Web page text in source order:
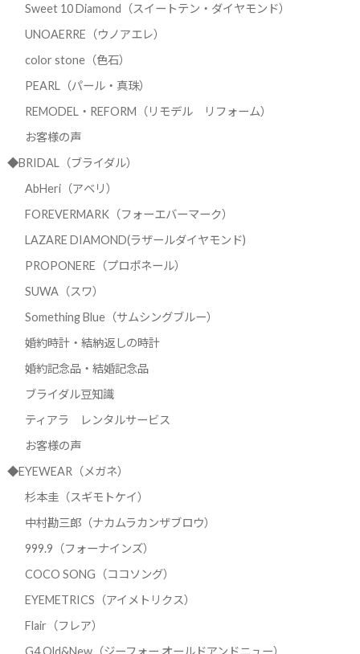
Sweet 10 Diamond（スイートテン・ダイヤモンド）
UNOAERRE（ウノアエレ）
color stone（色石）
PEARL（パール・真珠）
REMODEL・REFORM（リモデル リフォーム）
お客様の声
◆BRIDAL（ブライダル）
AbHeri（アベリ）
FOREVERMARK（フォーエバーマーク）
LAZARE DIAMOND(ラザールダイヤモンド)
PROPONERE（プロポネール）
SUWA（スワ）
Something Blue（サムシングブルー）
婚約時計・結納返しの時計
婚約記念品・結婚記念品
ブライダル豆知識
ティアラ レンタルサービス
お客様の声
◆EYEWEAR（メガネ）
杉本圭（スギモトケイ）
中村勘三郎（ナカムラカンザブロウ）
999.9（フォーナインズ）
COCO SONG（ココソング）
EYEMETRICS（アイメトリクス）
Flair（フレア）